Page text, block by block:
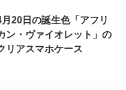
月20日の誕生色「アフリ
ン・ヴァイオレット」の
リアスマホケース